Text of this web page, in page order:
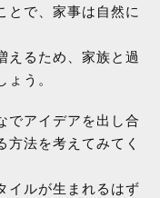
とで、家事は自然に
えるため、家族と過
う。
でアイデアを出し合
法を考えてみてく
イルが生まれるはず